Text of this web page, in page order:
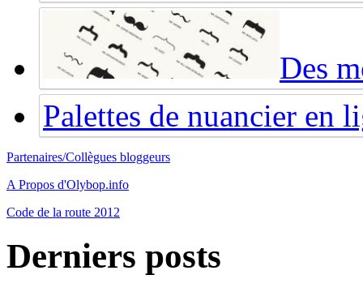
Des
Palettes de nuancier en
Partenaires/Collègues bloggeurs
A Propos d'Olybop.info
Code de la route 2012
Derniers posts